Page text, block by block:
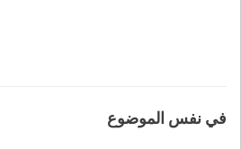
في نفس الموضوع